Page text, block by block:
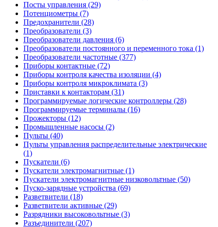
Посты управления (29)
Потенциометры (7)
Предохранители (28)
Преобразователи (3)
Преобразователи давления (6)
Преобразователи постоянного и переменного тока (1)
Преобразователи частотные (377)
Приборы контактные (72)
Приборы контроля качества изоляции (4)
Приборы контроля микроклимата (3)
Приставки к контакторам (31)
Программируемые логические контроллеры (28)
Программируемые терминалы (16)
Прожекторы (12)
Промышленные насосы (2)
Пульты (40)
Пульты управления распределительные электрические
(1)
Пускатели (6)
Пускатели электромагнитные (1)
Пускатели электромагнитные низковольтные (50)
Пуско-зарядные устройства (69)
Разветвители (18)
Разветвители активные (29)
Разрядники высоковольтные (3)
Разъединители (207)